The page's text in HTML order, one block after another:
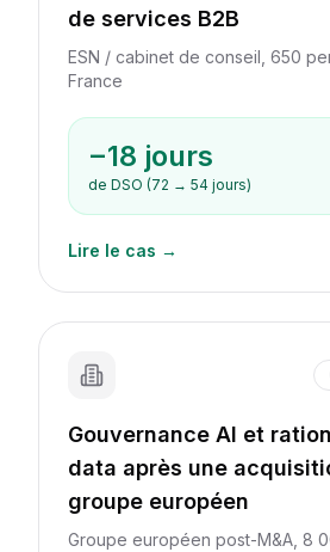
de services B2B
ESN / cabinet de conseil, 650
France
−18 jours
de DSO (72 → 54 jours)
Lire le cas →
Gouvernance AI et
data après une
groupe européen
Groupe européen post-M&A, 8